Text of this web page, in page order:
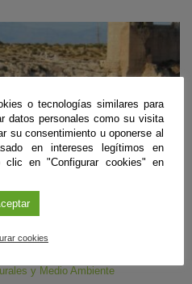
y Medio Ambiente
o tecnologías similares para
datos personales como su visita
su consentimiento u oponerse al
en intereses legítimos en
clic en "Configurar cookies" en
cookies